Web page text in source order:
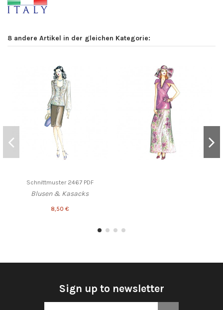
8 andere Artikel in der gleichen Kategorie:
Schnittmuster 2467 PDF
Blusen & Kasacks
8,50 €
Sign up to newsletter